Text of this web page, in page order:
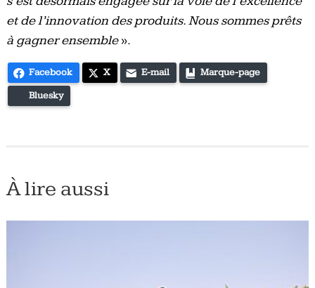
et de l’innovation des produits. Nous sommes prêts
à gagner ensemble».
Facebook X E-mail Marque-page
Bluesky
À lire aussi